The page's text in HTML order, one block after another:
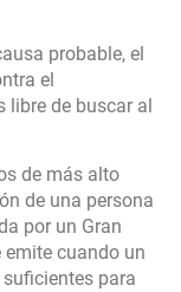
probable, el
el
libre de buscar al
de más alto
de una persona
por un Gran
cuando un
para